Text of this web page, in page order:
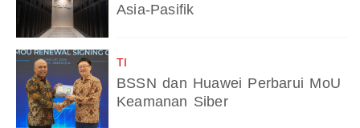
Asia-Pasifik
TI
BSSN dan Huawei Perbarui MoU
Keamanan Siber